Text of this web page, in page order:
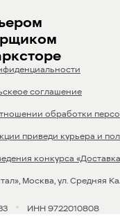
соглашение
обработки
приведи курьера и
конкурса
Москва, ул. Средняя
* ИНН 9722010808